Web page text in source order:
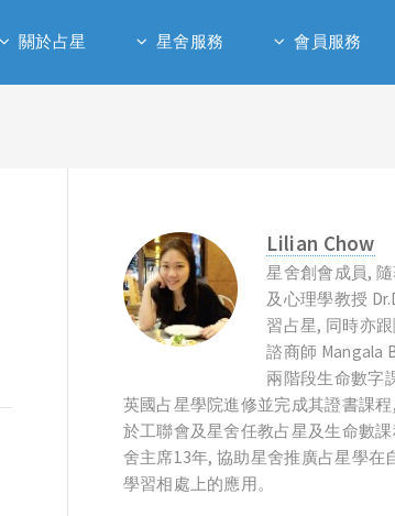
關於占星 星舍服務 會員服務
Lilian Chow
星舍創會成員,
及心理學教授
習占星, 同時亦
諮商師 Mangala
兩階段生命數字
英國占星學院進修並完成其證書課
於工聯會及星舍任教占星及生命數課
舍主席13年, 協助星舍推廣占星學在
學習相處上的應用。